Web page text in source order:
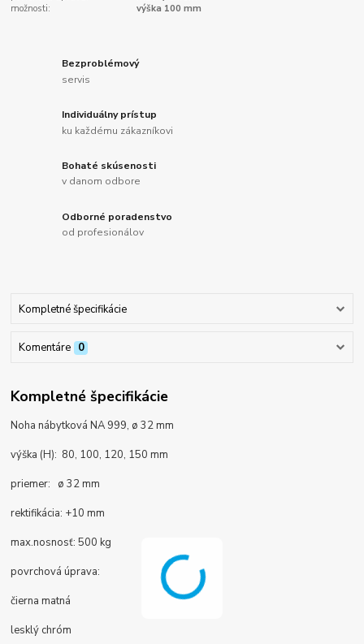
možnosti:
výška 100 mm
Bezproblémový
servis
Individuálny prístup
ku každému zákazníkovi
Bohaté skúsenosti
v danom odbore
Odborné poradenstvo
od profesionálov
Kompletné špecifikácie
Komentáre 0
Kompletné špecifikácie
Noha nábytková NA 999, ø 32 mm
výška (H): 80, 100, 120, 150 mm
priemer: ø 32 mm
rektifikácia: +10 mm
max.nosnosť: 500 kg
povrchová úprava:
čierna matná
lesklý chróm